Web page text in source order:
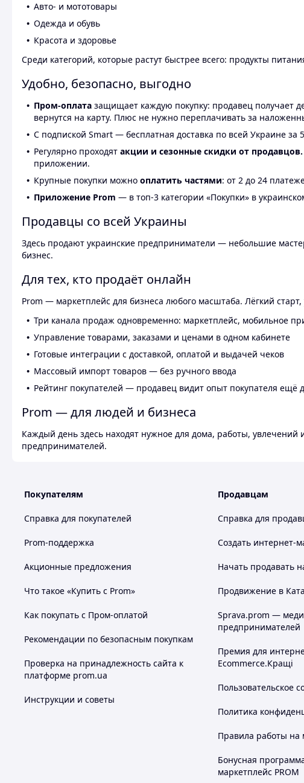
Авто- и мототовары
Одежда и обувь
Красота и здоровье
Среди категорий, которые растут быстрее всего: продукты
Удобно, безопасно, выгодно
Пром-оплата защищает каждую покупку: продавец получает
вернутся на карту. Плюс не нужно переплачивать за
С подпиской Smart — бесплатная доставка по всей Украине
Регулярно проходят акции и сезонные скидки от продавцов.
приложении.
Крупные покупки можно оплатить частями: от 2 до 24
Приложение Prom — в топ-3 категории «Покупки» в
Продавцы со всей Украины
Здесь продают украинские предприниматели — небольшие
бизнес.
Для тех, кто продаёт онлайн
Prom — маркетплейс для бизнеса любого масштаба. Лёгкий
Три канала продаж одновременно: маркетплейс, мобильное
Управление товарами, заказами и ценами в одном кабинете
Готовые интеграции с доставкой, оплатой и выдачей чеков
Массовый импорт товаров — без ручного ввода
Рейтинг покупателей — продавец видит опыт покупателя ещё
Prom — для людей и бизнеса
Каждый день здесь находят нужное для дома, работы,
предпринимателей.
Покупателям
Справка для покупателей
Prom-поддержка
Акционные предложения
Что такое «Купить с Prom»
Как покупать с Пром-оплатой
Рекомендации по безопасным покупкам
Проверка на принадлежность сайта к
платформе prom.ua
Инструкции и советы
Продавцам
Справка для
Создать интернет-
Начать продавать
Продвижение в
Sprava.prom —
предпринимателей
Премия для
Ecommerce.Кращі
Пользовательское
Политика
Правила работы на
Бонусная
маркетплейс PROM